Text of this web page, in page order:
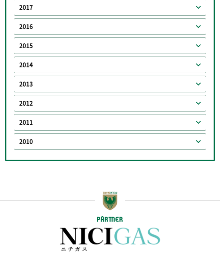
2017
2016
2015
2014
2013
2012
2011
2010
PARTNER